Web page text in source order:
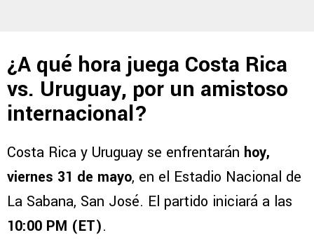
¿A qué hora juega Costa Rica
vs. Uruguay, por un amistoso
internacional?
Costa Rica y Uruguay se enfrentarán hoy,
viernes 31 de mayo, en el Estadio Nacional de
La Sabana, San José. El partido iniciará a las
10:00 PM (ET).